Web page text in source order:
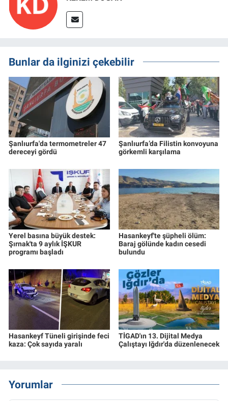
Bunlar da ilginizi çekebilir
Şanlıurfa'da termometreler 47
dereceyi gördü
Şanlıurfa’da Filistin konvoyuna
görkemli karşılama
Yerel basına büyük destek:
Şırnak'ta 9 aylık İŞKUR
programı başladı
Hasankeyf'te şüpheli ölüm:
Baraj gölünde kadın cesedi
bulundu
Hasankeyf Tüneli girişinde feci
kaza: Çok sayıda yaralı
TİGAD'ın 13. Dijital Medya
Çalıştayı Iğdır'da düzenlenecek
Yorumlar